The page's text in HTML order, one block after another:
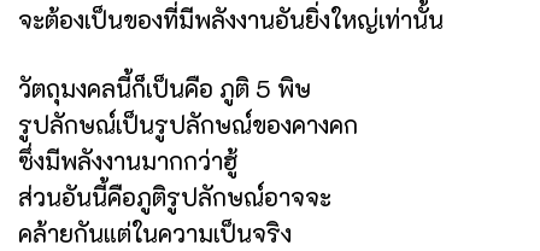
จะต้องเป็นของที่มีพลังงานอันยิ่งใหญ่เท่านั้น
วัตถุมงคลนี้ก็เป็นคือ ภูติ 5 พิษ
รูปลักษณ์เป็นรูปลักษณ์ของคางคก
ซึ่งมีพลังงานมากกว่าฮู้
ส่วนอันนี้คือภูติรูปลักษณ์อาจจะ
คล้ายกันแต่ในความเป็นจริง